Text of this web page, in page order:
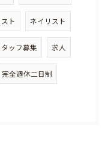
ト ネイリスト
タッフ募集 求人
完全週休二日制